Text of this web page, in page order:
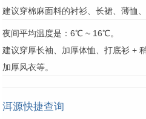
建议穿棉麻面料的衬衫、长裙、薄恤、
夜间平均温度是：6℃ ~ 16℃。
建议穿厚长袖、加厚体恤、打底衫 +
加厚风衣等。
洱源快捷查询